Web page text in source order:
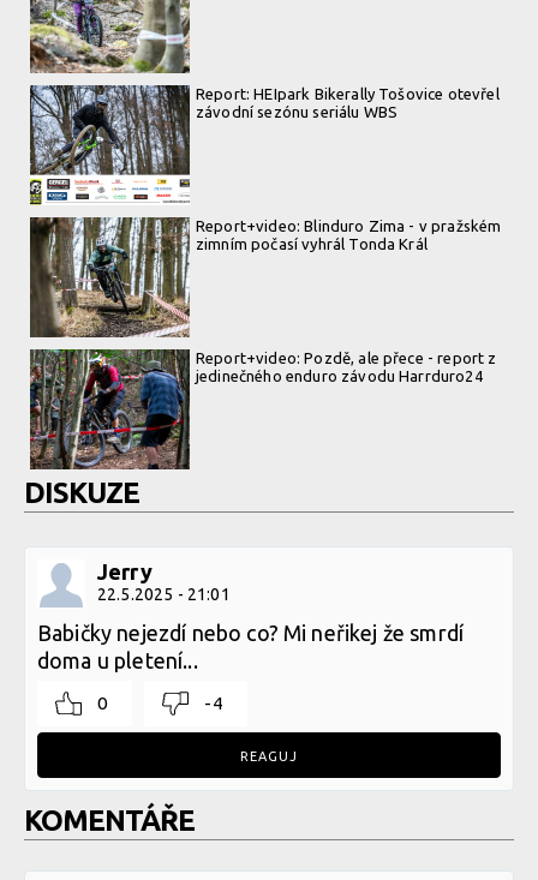
Report: HEIpark Bikerally Tošovice otevřel
závodní sezónu seriálu WBS
Report+video: Blinduro Zima - v pražském
zimním počasí vyhrál Tonda Král
Report+video: Pozdě, ale přece - report z
jedinečného enduro závodu Harrduro24
DISKUZE
Jerry
22.5.2025 - 21:01
Babičky nejezdí nebo co? Mi neřikej že smrdí
doma u pletení...
0 -4
REAGUJ
KOMENTÁŘE